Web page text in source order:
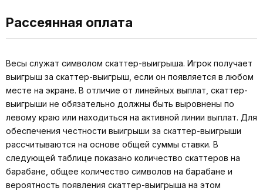
Рассеянная оплата
Весы служат символом скаттер-выигрыша. Игрок получает
выигрыш за скаттер-выигрыш, если он появляется в любом
месте на экране. В отличие от линейных выплат, скаттер-
выигрыши не обязательно должны быть выровнены по
левому краю или находиться на активной линии выплат. Для
обеспечения честности выигрыши за скаттер-выигрыши
рассчитываются на основе общей суммы ставки. В
следующей таблице показано количество скаттеров на
барабане, общее количество символов на барабане и
вероятность появления скаттер-выигрыша на этом